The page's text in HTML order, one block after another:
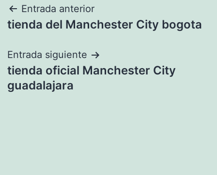
Navegación
de
entradas
Entrada anterior
tienda del Manchester City bogota
Entrada siguiente
tienda oficial Manchester City
guadalajara